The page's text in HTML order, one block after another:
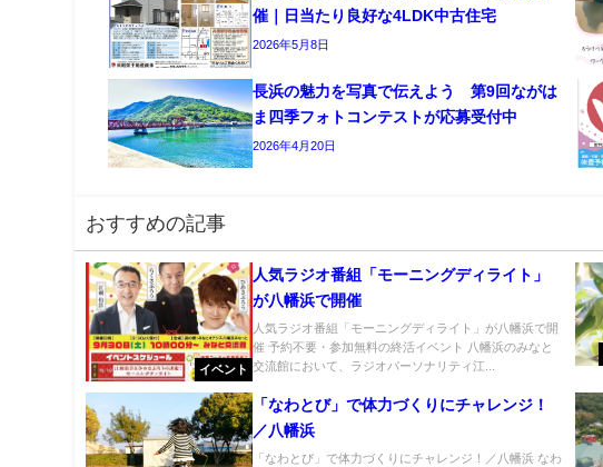
催｜日当たり良好な4LDK中古住宅
2026年5月8日
長浜の魅力を写真で伝えよう 第9回ながは
ま四季フォトコンテストが応募受付中
2026年4月20日
おすすめの記事
イベント
人気ラジオ番組「モーニングディライト」
が八幡浜で開催
人気ラジオ番組「モーニングディライト」が八幡浜で開
催 予約不要・参加無料の終活イベント 八幡浜のみなと
交流館において、ラジオパーソナリティ江...
「なわとび」で体力づくりにチャレンジ！
／八幡浜
「なわとび」で体力づくりにチャレンジ！／八幡浜 なわ